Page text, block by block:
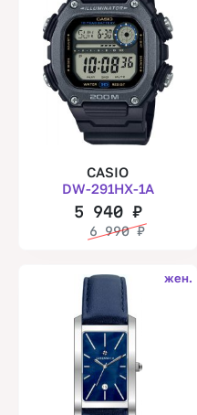
CASIO
DW-291HX-1A
5 940 ₽
6 990₽
жен.